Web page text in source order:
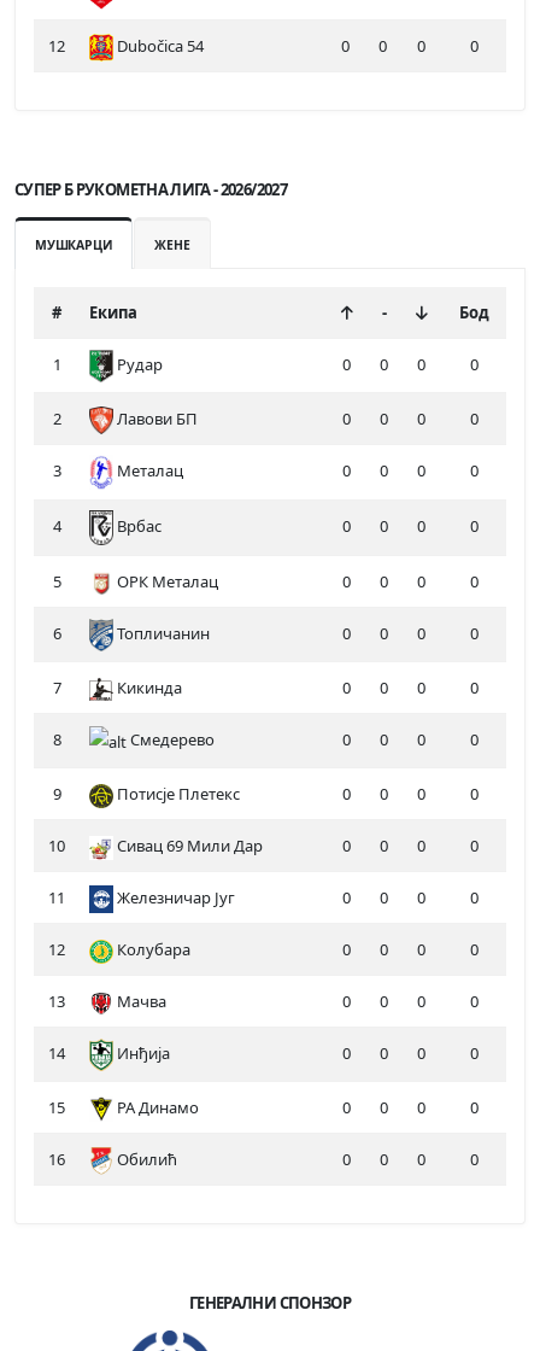
12 Dubočica 54 0 0 0 0
СУПЕР Б РУКОМЕТНА ЛИГА - 2026/2027
МУШКАРЦИ ЖЕНЕ
# Екипа - Бод
1 Рудар 0 0 0 0
2 Лавови БП 0 0 0 0
3 Металац 0 0 0 0
4 Врбас 0 0 0 0
5 ОРК Металац 0 0 0 0
6 Топличанин 0 0 0 0
7 Кикинда 0 0 0 0
8 Смедерево 0 0 0 0
9 Потисје Плетекс 0 0 0 0
10 Сивац 69 Мили Дар 0 0 0 0
11 Железничар Југ 0 0 0 0
12 Колубара 0 0 0 0
13 Мачва 0 0 0 0
14 Инђија 0 0 0 0
15 РА Динамо 0 0 0 0
16 Обилић 0 0 0 0
ГЕНЕРАЛНИ СПОНЗОР